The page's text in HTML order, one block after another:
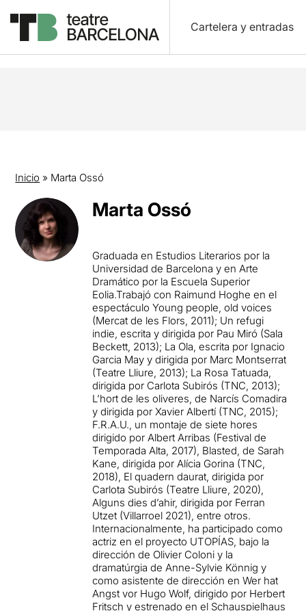
Cartelera y entradas
Inicio » Marta Ossó
Marta Ossó
Graduada en Estudios Literarios por la
Universidad de Barcelona y en Arte
Dramático por la Escuela Superior
Eolia.Trabajó con Raimund Hoghe en el
espectáculo Young people, old voices
(Mercat de les Flors, 2011); Un refugi
indie, escrita y dirigida por Pau Miró (Sala
Beckett, 2013); La Ola, escrita por Ignacio
Garcia May y dirigida por Marc Montserrat
(Teatre Lliure, 2013); La Rosa Tatuada,
dirigida por Carlota Subirós (TNC, 2013);
L’hort de les oliveres, de Narcís Comadira
y dirigida por Xavier Albertí (TNC, 2015);
F.R.A.U., un montaje de siete hores
dirigido por Albert Arribas (Festival de
Temporada Alta, 2017), Blasted, de Sarah
Kane, dirigida por Alícia Gorina (TNC,
2018), El quadern daurat, dirigida por
Carlota Subirós (Teatre Lliure, 2020),
Alguns dies d’ahir, dirigida por Ferran
Utzet (Villarroel 2021), entre otros.
Internacionalmente, ha participado como
actriz en el proyecto UTOPÍAS, bajo la
dirección de Olivier Coloni y la
dramatúrgia de Anne-Sylvie Könnig y
como asistente de dirección en Wer hat
Angst vor Hugo Wolf, dirigido por Herbert
Fritsch y estrenado en el Schauspielhaus